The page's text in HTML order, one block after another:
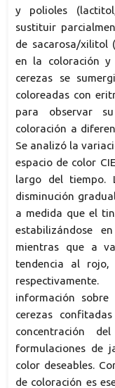
y polioles
sustituir
de sacarosa/xilitol
en la coloración y
cerezas se
coloreadas con
para observar
coloración a
Se analizó la
espacio de color
largo del tiempo.
disminución
a medida que el
estabilizándose
mientras que a
tendencia al
información
cerezas
concentración
formulaciones de
color deseables.
de coloración es